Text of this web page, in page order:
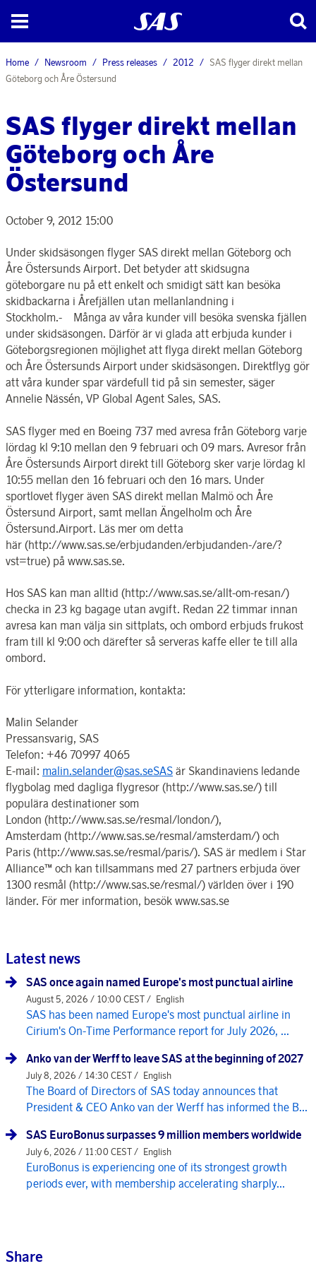
Home Newsroom Press releases 2012
SAS flyger direkt mellan
Göteborg och Åre Östersund
SAS flyger direkt mellan
Göteborg och Åre
Östersund
October 9, 2012 15:00
Under skidsäsongen flyger SAS direkt mellan Göteborg och
Åre Östersunds Airport. Det betyder att skidsugna
göteborgare nu på ett enkelt och smidigt sätt kan besöka
skidbackarna i Årefjällen utan mellanlandning i
Stockholm.- Många av våra kunder vill besöka svenska fjällen
under skidsäsongen. Därför är vi glada att erbjuda kunder i
Göteborgsregionen möjlighet att flyga direkt mellan Göteborg
och Åre Östersunds Airport under skidsäsongen. Direktflyg gör
att våra kunder spar värdefull tid på sin semester, säger
Annelie Nässén, VP Global Agent Sales, SAS.
SAS flyger med en Boeing 737 med avresa från Göteborg varje
lördag kl 9:10 mellan den 9 februari och 09 mars. Avresor från
Åre Östersunds Airport direkt till Göteborg sker varje lördag kl
10:55 mellan den 16 februari och den 16 mars. Under
sportlovet flyger även SAS direkt mellan Malmö och Åre
Östersund Airport, samt mellan Ängelholm och Åre
Östersund.Airport. Läs mer om detta
här (http://www.sas.se/erbjudanden/erbjudanden-/are/?
vst=true) på www.sas.se.
Hos SAS kan man alltid (http://www.sas.se/allt-om-resan/)
checka in 23 kg bagage utan avgift. Redan 22 timmar innan
avresa kan man välja sin sittplats, och ombord erbjuds frukost
fram till kl 9:00 och därefter så serveras kaffe eller te till alla
ombord.
För ytterligare information, kontakta:
Malin Selander
Pressansvarig, SAS
Telefon: +46 70997 4065
E-mail: malin.selander@sas.seSAS är Skandinaviens ledande
flygbolag med dagliga flygresor (http://www.sas.se/) till
populära destinationer som
London (http://www.sas.se/resmal/london/),
Amsterdam (http://www.sas.se/resmal/amsterdam/) och
Paris (http://www.sas.se/resmal/paris/). SAS är medlem i Star
Alliance™ och kan tillsammans med 27 partners erbjuda över
1300 resmål (http://www.sas.se/resmal/) världen över i 190
länder. För mer information, besök www.sas.se
Latest news
SAS once again named Europe's most punctual airline
August 5, 2026 / 10:00 CEST / English
SAS has been named Europe's most punctual airline in
Cirium's On-Time Performance report for July 2026, ...
Anko van der Werff to leave SAS at the beginning of 2027
July 8, 2026 / 14:30 CEST / English
The Board of Directors of SAS today announces that
President & CEO Anko van der Werff has informed the B...
SAS EuroBonus surpasses 9 million members worldwide
July 6, 2026 / 11:00 CEST / English
EuroBonus is experiencing one of its strongest growth
periods ever, with membership accelerating sharply...
Share